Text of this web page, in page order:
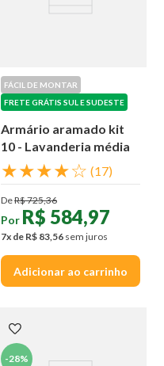
FÁCIL DE MONTAR
FRETE GRÁTIS SUL E SUDESTE
Armário aramado kit
10 - Lavanderia média
★★★★☆ (17)
DeR$725,36
Por R$ 584,97
7x de R$ 83,56 sem juros
Adicionar ao carrinho
-28%